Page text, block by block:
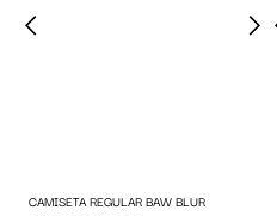
CAMISETA REGULAR BAW BLUR